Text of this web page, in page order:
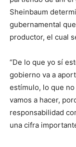
Sheinbaum
gubernamental
productor, el cual
“De lo que yo sí
gobierno va a
estímulo, lo que
vamos a hacer,
responsabilidad
una cifra